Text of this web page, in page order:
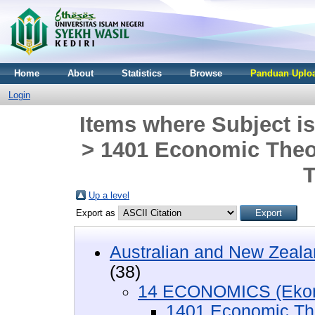
Home About Statistics Browse Panduan
Login
Items where Subject
> 1401 Economic
Up a level
Export as
Australian and New
(38)
14 ECONOMICS
1401 Economic